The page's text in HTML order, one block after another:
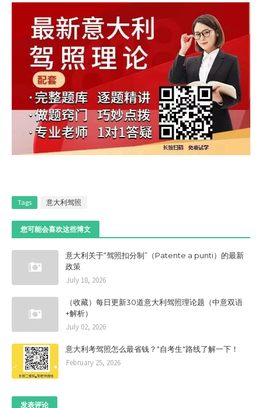
Tags 意大利驾照
您可能会喜欢这些博文
意大利关于“驾照扣分制”（Patente a punti）的最新
政策
July 18, 2026
（收藏）每日更新30道意大利驾照理论题（中意双语
+解析）
July 02, 2026
意大利考驾照怎么最省钱？"自考生"路线了解一下！
February 25, 2026
发表评论